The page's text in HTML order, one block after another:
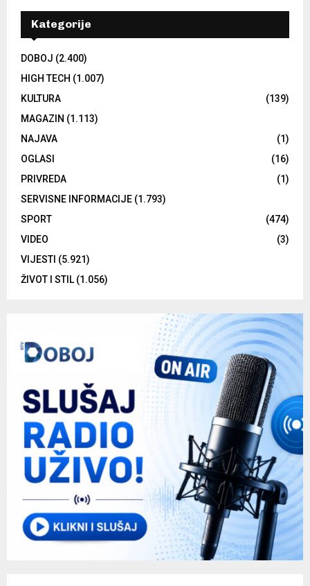
Kategorije
DOBOJ (2.400)
HIGH TECH (1.007)
KULTURA
(139)
MAGAZIN (1.113)
NAJAVA
(1)
OGLASI
(16)
PRIVREDA
(1)
SERVISNE INFORMACIJE (1.793)
SPORT
(474)
VIDEO
(3)
VIJESTI (5.921)
ŽIVOT I STIL (1.056)